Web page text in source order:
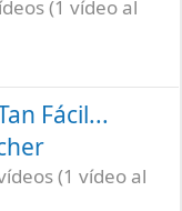
(1 vídeo al
Fácil...
(1 vídeo al